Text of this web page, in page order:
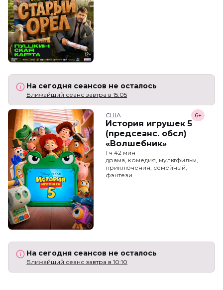
На сегодня сеансов не осталось
Ближайший сеанс завтра в 15:05
США
История игрушек 5
(предсеанс. обсл)
«Волшебник»
6+
1 ч 42 мин
драма, комедия, мультфильм,
приключения, семейный,
фэнтези
На сегодня сеансов не осталось
Ближайший сеанс завтра в 10:10